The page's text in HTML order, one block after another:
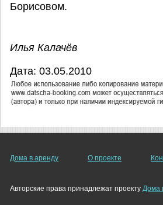
Борисовом.
Илья Калачёв
Дата: 03.05.2010
Дома в аренду О проекте
Авторские права принадлежат проекту Дома